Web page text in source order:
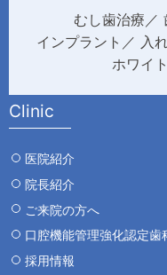
むし歯治療
インプラント
入
ホワイ
Clinic
医院紹介
院長紹介
ご来院の方へ
口腔機能管理強化認定歯
採用情報